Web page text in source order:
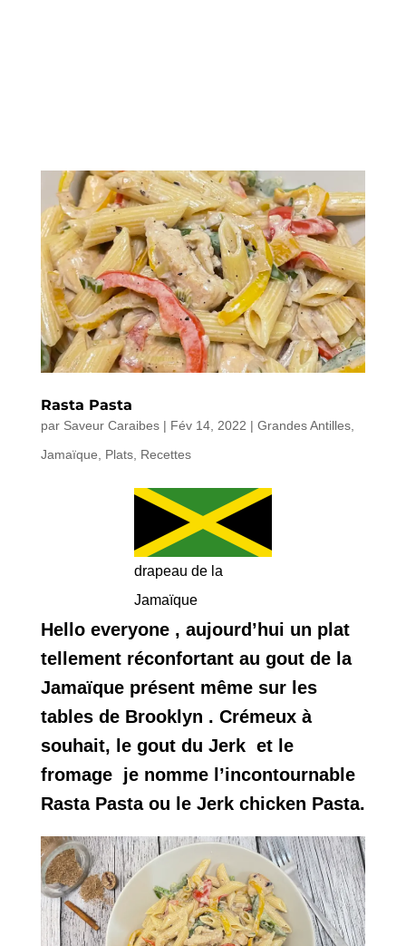
Rasta Pasta
par Saveur Caraibes| Fév 14, 2022 | Grandes Antilles,
Jamaïque, Plats, Recettes
drapeau de la
Jamaïque
Hello everyone , aujourd’hui un plat
tellement réconfortant au gout de la
Jamaïque présent même sur les
tables de Brooklyn . Crémeux à
souhait, le gout du Jerk et le
fromage je nomme l’incontournable
Rasta Pasta ou le Jerk chicken Pasta.